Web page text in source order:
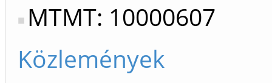
MTMT: 10000607
Közlemények